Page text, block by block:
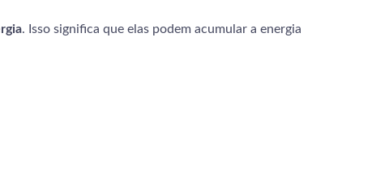
. Isso significa que elas podem acumular a energia